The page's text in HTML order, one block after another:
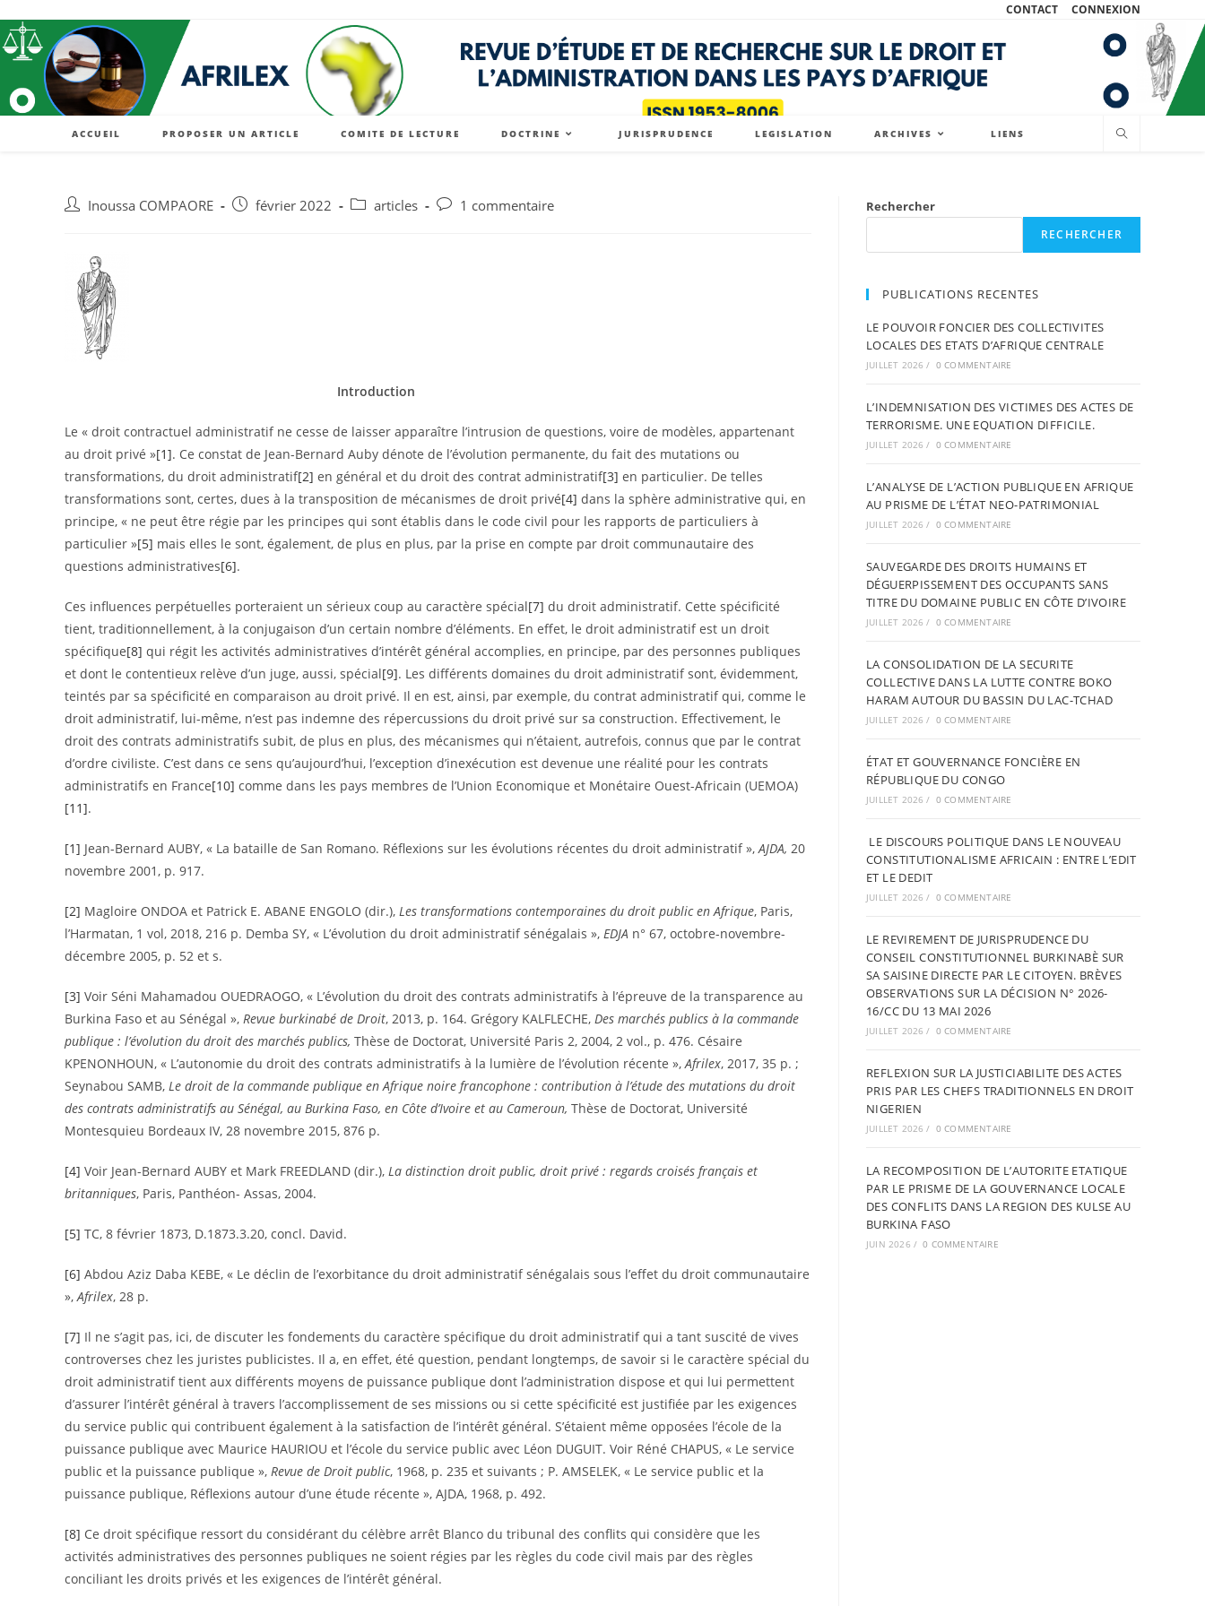
CONTACT CONNEXION
ACCUEIL PROPOSER UN ARTICLE COMITE DE LECTURE DOCTRINE JURISPRUDENCE LEGISLATION ARCHIVES LIENS
Inoussa COMPAORE février 2022 articles 1 commentaire
Introduction
Le « droit contractuel administratif ne cesse de laisser apparaître l’intrusion de questions, voire de modèles, appartenant
au droit privé »[1]. Ce constat de Jean-Bernard Auby dénote de l’évolution permanente, du fait des mutations ou
transformations, du droit administratif[2] en général et du droit des contrat administratif[3] en particulier. De telles
transformations sont, certes, dues à la transposition de mécanismes de droit privé[4] dans la sphère administrative qui, en
principe, « ne peut être régie par les principes qui sont établis dans le code civil pour les rapports de particuliers à
particulier »[5] mais elles le sont, également, de plus en plus, par la prise en compte par droit communautaire des
questions administratives[6].
Ces influences perpétuelles porteraient un sérieux coup au caractère spécial[7] du droit administratif. Cette spécificité
tient, traditionnellement, à la conjugaison d’un certain nombre d’éléments. En effet, le droit administratif est un droit
spécifique[8] qui régit les activités administratives d’intérêt général accomplies, en principe, par des personnes publiques
et dont le contentieux relève d’un juge, aussi, spécial[9]. Les différents domaines du droit administratif sont, évidemment,
teintés par sa spécificité en comparaison au droit privé. Il en est, ainsi, par exemple, du contrat administratif qui, comme le
droit administratif, lui-même, n’est pas indemne des répercussions du droit privé sur sa construction. Effectivement, le
droit des contrats administratifs subit, de plus en plus, des mécanismes qui n’étaient, autrefois, connus que par le contrat
d’ordre civiliste. C’est dans ce sens qu’aujourd’hui, l’exception d’inexécution est devenue une réalité pour les contrats
administratifs en France[10] comme dans les pays membres de l’Union Economique et Monétaire Ouest-Africain (UEMOA)
[11].
[1] Jean-Bernard AUBY, « La bataille de San Romano. Réflexions sur les évolutions récentes du droit administratif »,AJDA, 20
novembre 2001, p. 917.
[2] Magloire ONDOA et Patrick E. ABANE ENGOLO (dir.), Les transformations contemporaines du droit public en Afrique, Paris,
l’Harmatan, 1 vol, 2018, 216 p. Demba SY, « L’évolution du droit administratif sénégalais », EDJA n° 67, octobre-novembre-
décembre 2005, p. 52 et s.
[3] Voir Séni Mahamadou OUEDRAOGO, « L’évolution du droit des contrats administratifs à l’épreuve de la transparence au
Burkina Faso et au Sénégal », Revue burkinabé de Droit, 2013, p. 164. Grégory KALFLECHE, Des marchés publics à la commande
publique : l’évolution du droit des marchés publics, Thèse de Doctorat, Université Paris 2, 2004, 2 vol., p. 476. Césaire
KPENONHOUN, « L’autonomie du droit des contrats administratifs à la lumière de l’évolution récente »,Afrilex, 2017, 35 p. ;
Seynabou SAMB, Le droit de la commande publique en Afrique noire francophone : contribution à l’étude des mutations du droit
des contrats administratifs au Sénégal, au Burkina Faso, en Côte d’Ivoire et au Cameroun, Thèse de Doctorat, Université
Montesquieu Bordeaux IV, 28 novembre 2015, 876 p.
[4] Voir Jean-Bernard AUBY et Mark FREEDLAND (dir.), La distinction droit public, droit privé : regards croisés français et
britanniques, Paris, Panthéon- Assas, 2004.
[5] TC, 8 février 1873, D.1873.3.20, concl. David.
[6] Abdou Aziz Daba KEBE, « Le déclin de l’exorbitance du droit administratif sénégalais sous l’effet du droit communautaire
»,Afrilex, 28 p.
[7] Il ne s’agit pas, ici, de discuter les fondements du caractère spécifique du droit administratif qui a tant suscité de vives
controverses chez les juristes publicistes. Il a, en effet, été question, pendant longtemps, de savoir si le caractère spécial du
droit administratif tient aux différents moyens de puissance publique dont l’administration dispose et qui lui permettent
d’assurer l’intérêt général à travers l’accomplissement de ses missions ou si cette spécificité est justifiée par les exigences
du service public qui contribuent également à la satisfaction de l’intérêt général. S’étaient même opposées l’école de la
puissance publique avec Maurice HAURIOU et l’école du service public avec Léon DUGUIT. Voir Réné CHAPUS, « Le service
public et la puissance publique », Revue de Droit public, 1968, p. 235 et suivants ; P. AMSELEK, « Le service public et la
puissance publique, Réflexions autour d’une étude récente », AJDA, 1968, p. 492.
[8] Ce droit spécifique ressort du considérant du célèbre arrêt Blanco du tribunal des conflits qui considère que les
activités administratives des personnes publiques ne soient régies par les règles du code civil mais par des règles
conciliant les droits privés et les exigences de l’intérêt général.
Rechercher
RECHERCHER
PUBLICATIONS RECENTES
LE POUVOIR FONCIER DES COLLECTIVITES
LOCALES DES ETATS D’AFRIQUE CENTRALE
JUILLET 2026 / 0 COMMENTAIRE
L’INDEMNISATION DES VICTIMES DES ACTES DE
TERRORISME. UNE EQUATION DIFFICILE.
JUILLET 2026 / 0 COMMENTAIRE
L’ANALYSE DE L’ACTION PUBLIQUE EN AFRIQUE
AU PRISME DE L’ÉTAT NEO-PATRIMONIAL
JUILLET 2026 / 0 COMMENTAIRE
SAUVEGARDE DES DROITS HUMAINS ET
DÉGUERPISSEMENT DES OCCUPANTS SANS
TITRE DU DOMAINE PUBLIC EN CÔTE D’IVOIRE
JUILLET 2026 / 0 COMMENTAIRE
LA CONSOLIDATION DE LA SECURITE
COLLECTIVE DANS LA LUTTE CONTRE BOKO
HARAM AUTOUR DU BASSIN DU LAC-TCHAD
JUILLET 2026 / 0 COMMENTAIRE
ÉTAT ET GOUVERNANCE FONCIÈRE EN
RÉPUBLIQUE DU CONGO
JUILLET 2026 / 0 COMMENTAIRE
LE DISCOURS POLITIQUE DANS LE NOUVEAU
CONSTITUTIONALISME AFRICAIN : ENTRE L’EDIT
ET LE DEDIT
JUILLET 2026 / 0 COMMENTAIRE
LE REVIREMENT DE JURISPRUDENCE DU
CONSEIL CONSTITUTIONNEL BURKINABÈ SUR
SA SAISINE DIRECTE PAR LE CITOYEN. BRÈVES
OBSERVATIONS SUR LA DÉCISION N° 2026-
16/CC DU 13 MAI 2026
JUILLET 2026 / 0 COMMENTAIRE
REFLEXION SUR LA JUSTICIABILITE DES ACTES
PRIS PAR LES CHEFS TRADITIONNELS EN DROIT
NIGERIEN
JUILLET 2026 / 0 COMMENTAIRE
LA RECOMPOSITION DE L’AUTORITE ETATIQUE
PAR LE PRISME DE LA GOUVERNANCE LOCALE
DES CONFLITS DANS LA REGION DES KULSE AU
BURKINA FASO
JUIN 2026 / 0 COMMENTAIRE